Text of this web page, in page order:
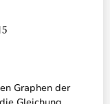
Graphen der